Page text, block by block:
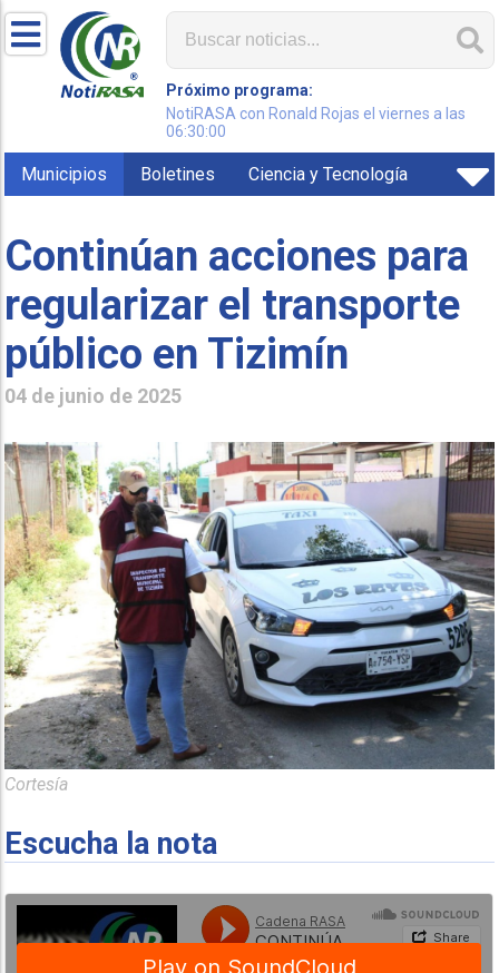
Próximo programa:
NotiRASA con Ronald Rojas el viernes a las
06:30:00
Municipios Boletines Ciencia y Tecnología
Continúan acciones para
regularizar el transporte
público en Tizimín
04 de junio de 2025
Cortesía
Escucha la nota